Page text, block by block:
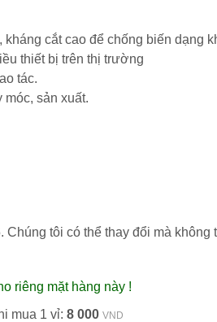
kháng cắt cao để chống biến dạng
thiết bị trên thị trường
tác.
móc, sản xuất.
. Chúng tôi có thể thay đổi mà không
riêng mặt hàng này !
mua 1 vỉ:8 000 VND